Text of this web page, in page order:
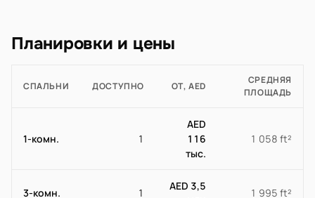
Планировки и цены
СПАЛЬНИ ДОСТУПНО ОТ, AED
СРЕДНЯЯ
ПЛОЩАДЬ
1-комн. 1
AED
116
тыс.
1 058 ft²
3-комн. 1
AED 3,5
1 995 ft²